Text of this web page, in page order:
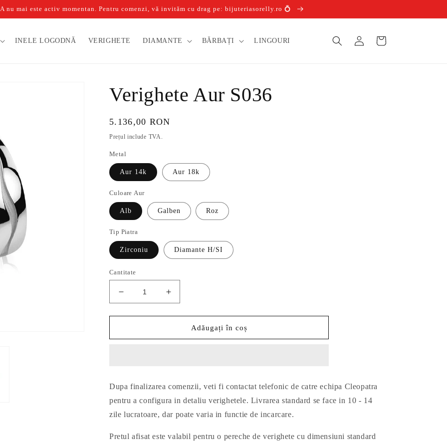
nu mai este activ momentan. Pentru comenzi, vă invităm cu drag pe: bijuteriasorelly.ro 💍
INELE LOGODNĂ VERIGHETE DIAMANTE BĂRBAȚI LINGOURI
Conectați-
Coș
Verighete Aur S036
Preț
obișnuit
5.136,00 RON
Prețul include TVA.
Metal
Aur 14k Aur 18k
Culoare Aur
Alb Galben Roz
Tip Piatra
Zirconiu Diamante H/SI
Cantitate
Reduceți
cantitatea
pentru
Aur
Creșteți
cantitatea
pentru
Verighete
Aur
Adăugați în coș
Dupa finalizarea comenzii, veti fi contactat telefonic de catre echipa Cleopatra
pentru a configura in detaliu verighetele. Livrarea standard se face in 10 - 14
zile lucratoare, dar poate varia in functie de incarcare.
Pretul afisat este valabil pentru o pereche de verighete cu dimensiuni standard